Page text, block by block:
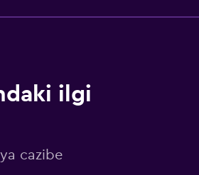
ilgi
cazibe